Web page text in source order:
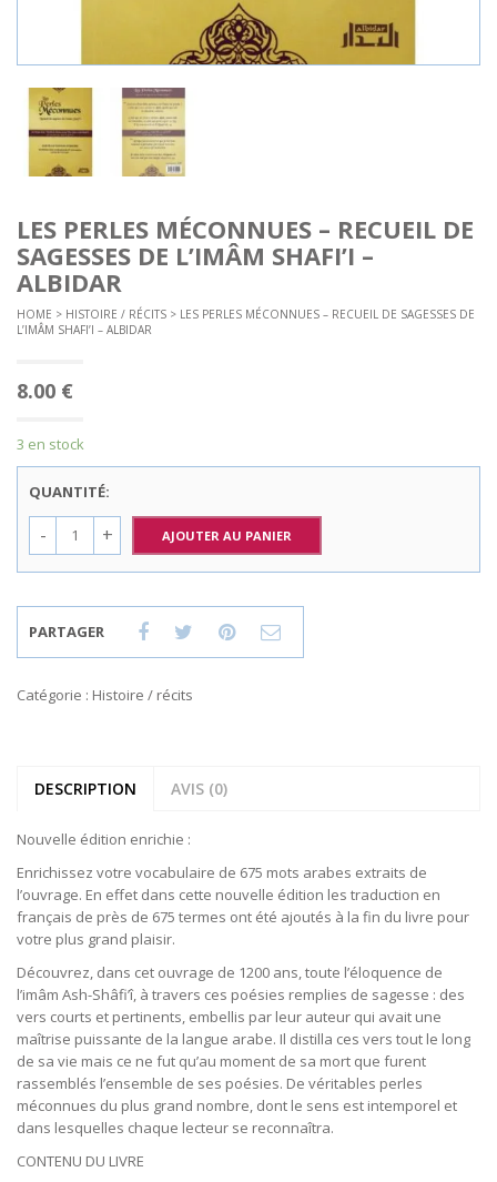
LES PERLES MÉCONNUES – RECUEIL DE
SAGESSES DE L’IMÂM SHAFI’I –
ALBIDAR
HOME > HISTOIRE / RÉCITS > LES PERLES MÉCONNUES – RECUEIL DE SAGESSES DE
L’IMÂM SHAFI’I – ALBIDAR
8.00 €
3 en stock
QUANTITÉ:
AJOUTER AU PANIER
PARTAGER
Catégorie : Histoire / récits
DESCRIPTION AVIS (0)
Nouvelle édition enrichie :
Enrichissez votre vocabulaire de 675 mots arabes extraits de
l’ouvrage. En effet dans cette nouvelle édition les traduction en
français de près de 675 termes ont été ajoutés à la fin du livre pour
votre plus grand plaisir.
Découvrez, dans cet ouvrage de 1200 ans, toute l’éloquence de
l’imâm Ash-Shâfi’î, à travers ces poésies remplies de sagesse : des
vers courts et pertinents, embellis par leur auteur qui avait une
maîtrise puissante de la langue arabe. Il distilla ces vers tout le long
de sa vie mais ce ne fut qu’au moment de sa mort que furent
rassemblés l’ensemble de ses poésies. De véritables perles
méconnues du plus grand nombre, dont le sens est intemporel et
dans lesquelles chaque lecteur se reconnaîtra.
CONTENU DU LIVRE